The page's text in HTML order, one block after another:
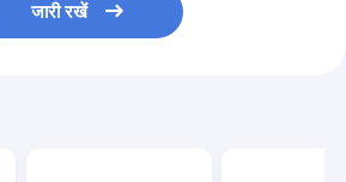
जारी रखें